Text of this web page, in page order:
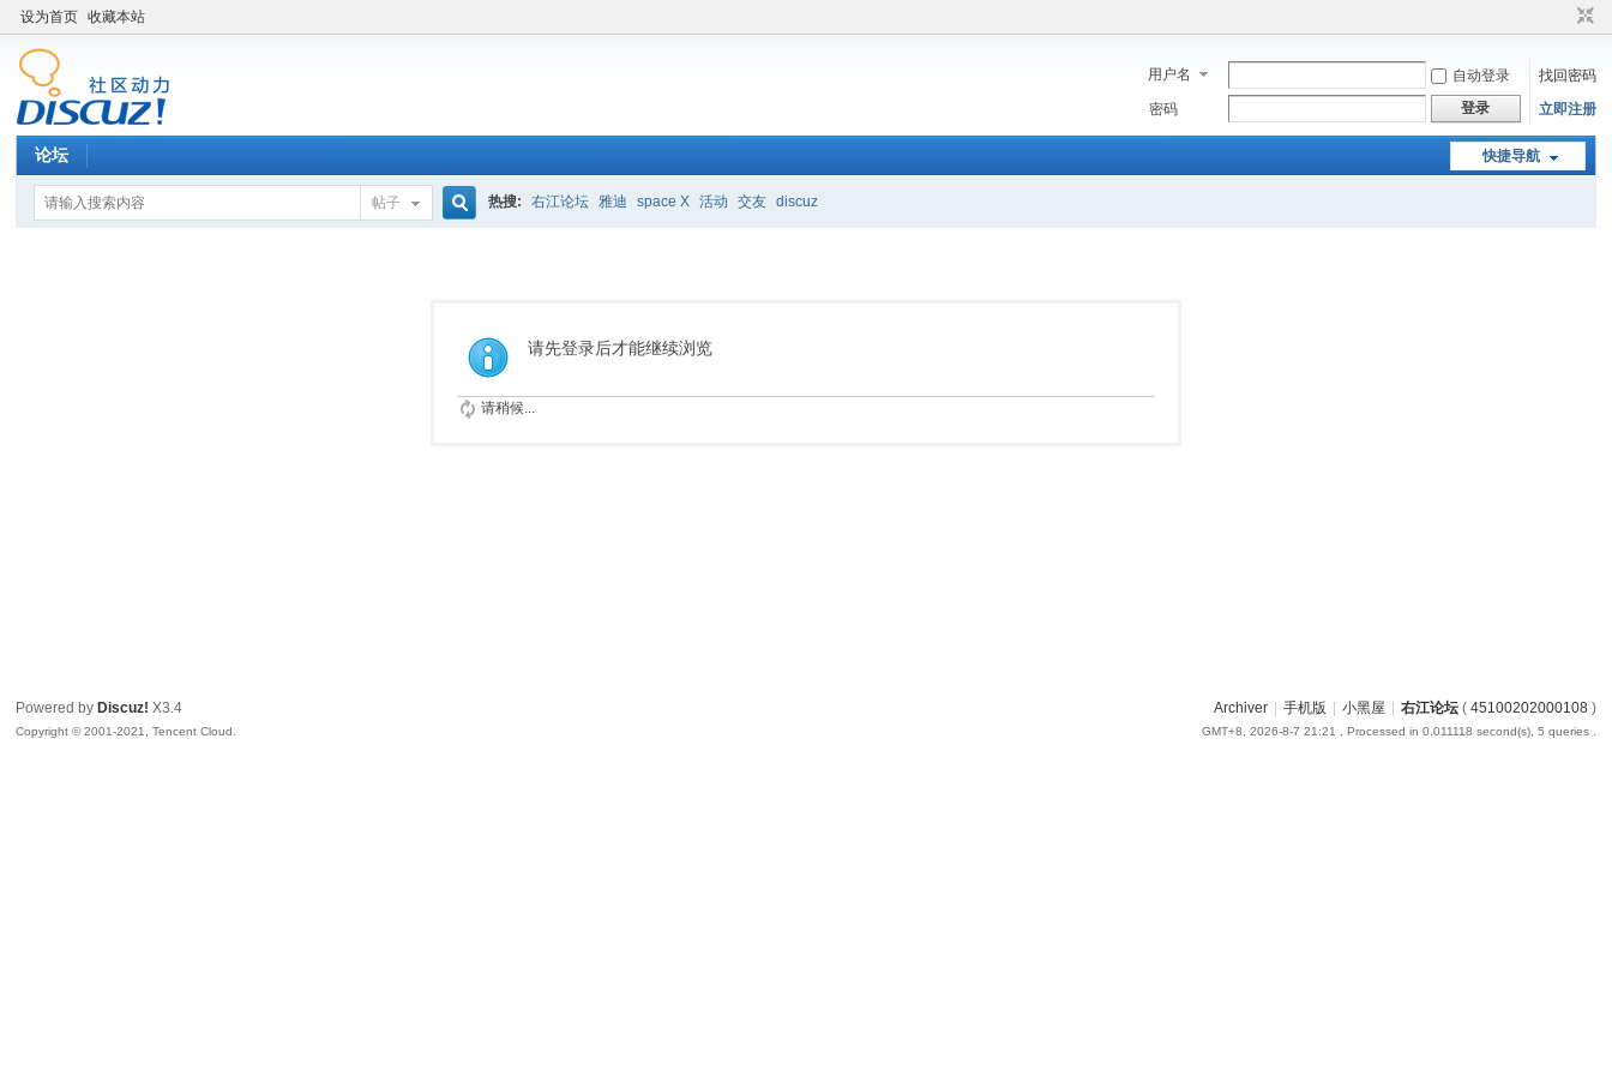
设为首页 收藏本站
用户名 自动登录
找回密码
密码
登录 立即注册
快捷导航
论坛
帖子 热搜: 右江论坛 雅迪 space X 活动 交友 discuz
请先登录后才能继续浏览
请稍候...
Archiver 手机版 小黑屋 右江论坛( 45100202000108)
GMT+8, 2026-8-7 21:21 , Processed in 0.011118 second(s), 5 queries .
Powered by Discuz! X3.4
Copyright © 2001-2021, Tencent Cloud.